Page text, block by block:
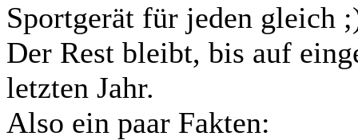
Sportgerät für jeden gleich
Der Rest bleibt, bis auf
letzten Jahr.
Also ein paar Fakten: